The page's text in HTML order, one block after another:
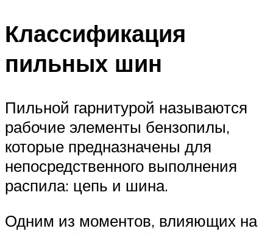
Классификация
пильных шин
Пильной гарнитурой называются
рабочие элементы бензопилы,
которые предназначены для
непосредственного выполнения
распила: цепь и шина.
Одним из моментов, влияющих на